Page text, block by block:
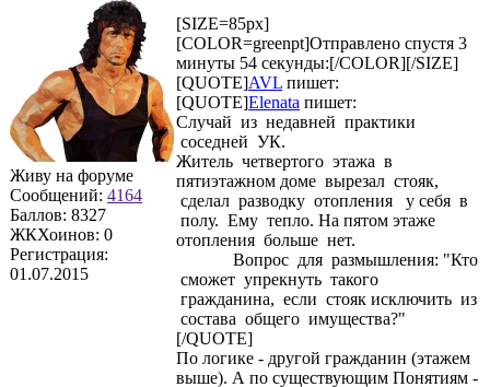
Живу на форуме
Сообщений: 4164
Баллов: 8327
ЖКХоинов: 0
Регистрация:
01.07.2015
[SIZE=85px]
[COLOR=greenpt]Отправлено спустя 3
минуты 54 секунды:[/COLOR][/SIZE]
[QUOTE]AVL пишет:
[QUOTE]Elenata пишет:
Случай из недавней практики
соседней УК.
Житель четвертого этажа в
пятиэтажном доме вырезал стояк,
сделал разводку отопления у себя в
полу. Ему тепло. На пятом этаже
отопления больше нет.
Вопрос для размышления: "Кто
сможет упрекнуть такого
гражданина, если стояк исключить из
состава общего имущества?"
[/QUOTE]
По логике - другой гражданин (этажем
выше). А по существующим Понятиям -